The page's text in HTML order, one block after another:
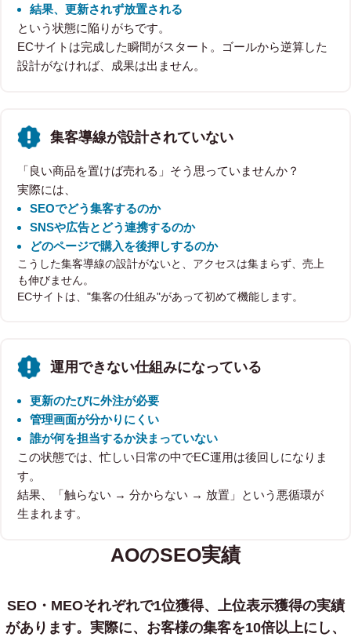
結果、更新されず放置される
という状態に陥りがちです。
ECサイトは完成した瞬間がスタート。ゴールから逆算した
設計がなければ、成果は出ません。
集客導線が設計されていない
「良い商品を置けば売れる」そう思っていませんか？
実際には、
SEOでどう集客するのか
SNSや広告とどう連携するのか
どのページで購入を後押しするのか
こうした集客導線の設計がないと、アクセスは集まらず、売上
も伸びません。
ECサイトは、"集客の仕組み"があって初めて機能します。
運用できない仕組みになっている
更新のたびに外注が必要
管理画面が分かりにくい
誰が何を担当するか決まっていない
この状態では、忙しい日常の中でEC運用は後回しになりま
す。
結果、「触らない → 分からない → 放置」という悪循環が
生まれます。
AOのSEO実績
SEO・MEOそれぞれで1位獲得、上位表示獲得の実績
があります。 実際に、お客様の集客を10倍以上にし、